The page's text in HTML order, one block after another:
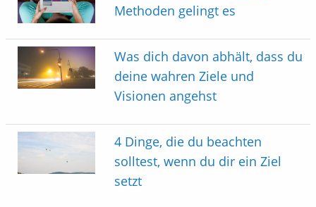
Methoden gelingt es
Was dich davon abhält, dass du
deine wahren Ziele und
Visionen angehst
4 Dinge, die du beachten
solltest, wenn du dir ein Ziel
setzt